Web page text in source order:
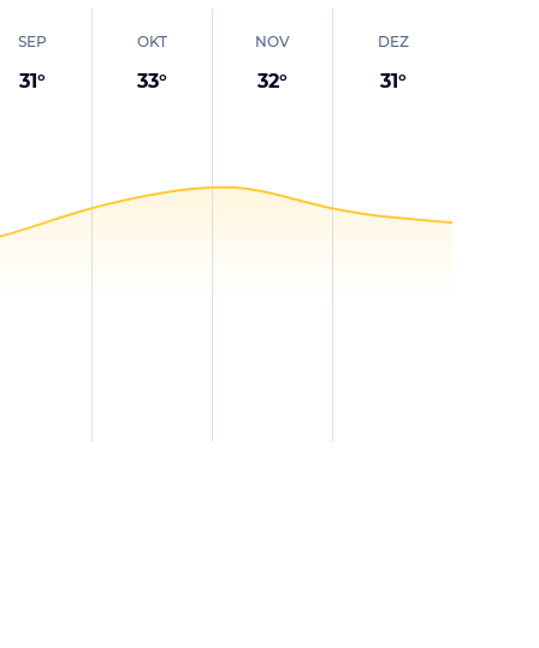
SEP
31°
OKT
33°
NOV
32°
DEZ
31°